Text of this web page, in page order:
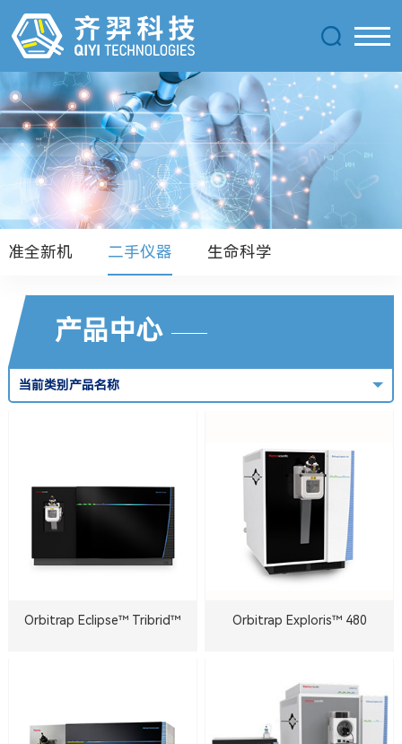
准全新机 二手仪器 生命科学
产品中心
当前类别产品名称
Orbitrap Eclipse™ Tribrid™ Orbitrap Exploris™ 480